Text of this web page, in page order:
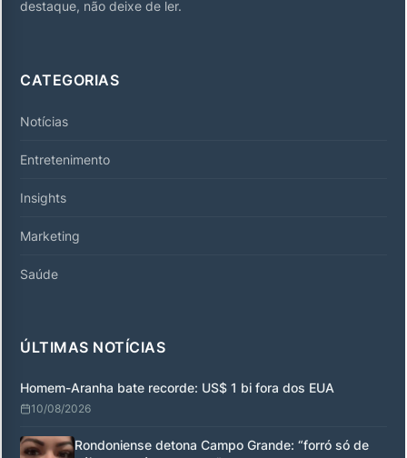
destaque, não deixe de ler.
CATEGORIAS
Notícias
Entretenimento
Insights
Marketing
Saúde
ÚLTIMAS NOTÍCIAS
Homem-Aranha bate recorde: US$ 1 bi fora dos EUA
10/08/2026
Rondoniense detona Campo Grande: “forró só de